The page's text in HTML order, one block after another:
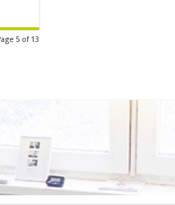
5 of 13